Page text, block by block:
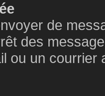
de
des
ou un courrier